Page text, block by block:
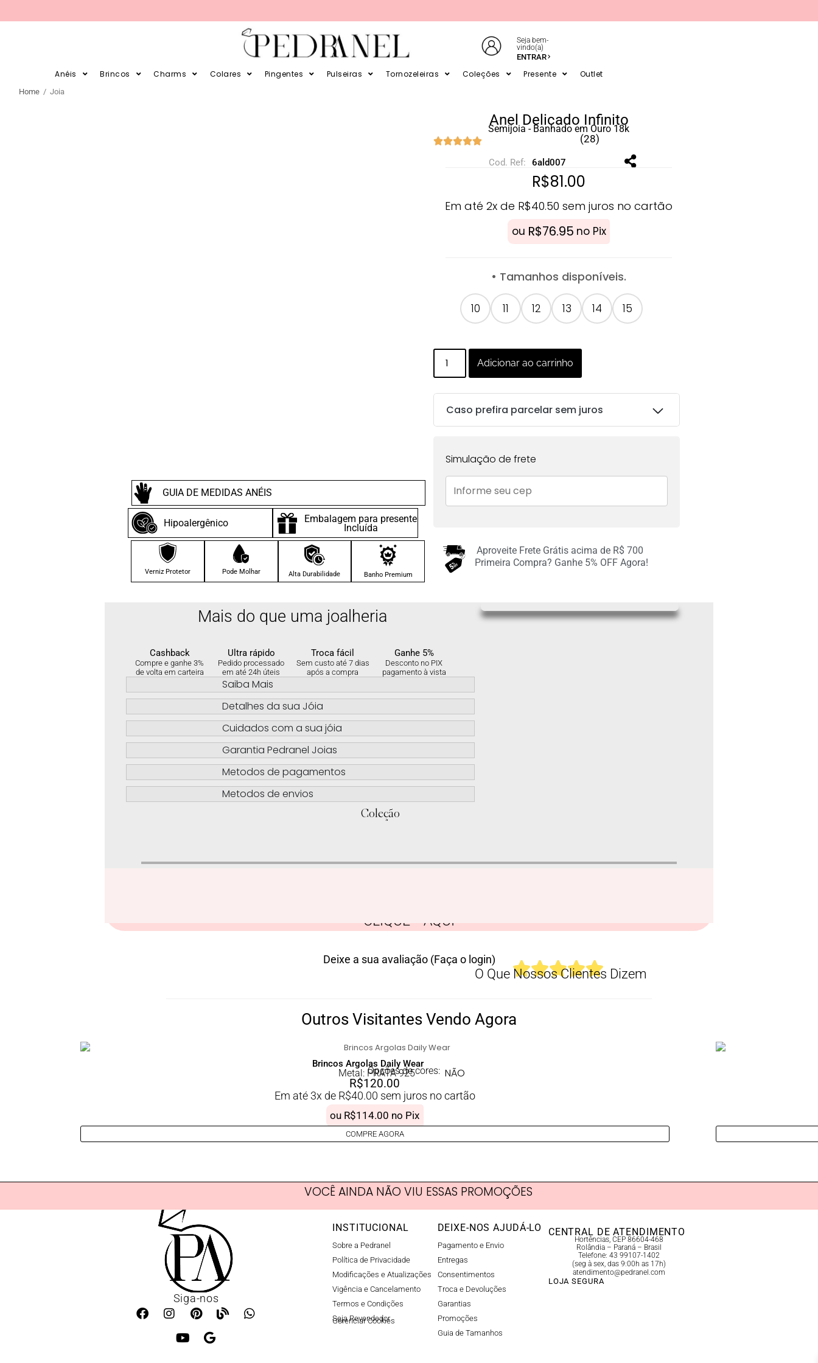
PARCELE SUAS COMPRAS EM 12X E EM ATÉ 6X SEM JUROS NO CARTÃO
Seja bem-
vindo(a)
ENTRAR
Anéis Brincos Charms Colares Pingentes Pulseiras Tornozeleiras Coleções Presente Outlet
Home / Joia
Verniz Protetor Pode Molhar Alta Durabilidade Banho Premium
Hipoalergênico Embalagem para presente
Incluída
GUIA DE MEDIDAS ANÉIS
Anel Delicado Infinito
Semijoia - Banhado em Ouro 18k
(28)
Cod. Ref: 6ald007
R$81.00
Em até 2x de R$40.50 sem juros no cartão
ou R$76.95 no Pix
• Tamanhos disponíveis.
10 11 12 13 14 15
Adicionar ao carrinho
Caso prefira parcelar sem juros
1x deR$81.00sem
juros no cartão
R$81.00
Simulação de frete
Aproveite Frete Grátis acima de R$ 700
Primeira Compra? Ganhe 5% OFF Agora!
Mais do que uma joalheria
Cashback
Compre e ganhe 3%
de volta em carteira
Ultra rápido
Pedido processado
em até 24h úteis
Troca fácil
Sem custo até 7 dias
após a compra
Ganhe 5%
Desconto no PIX
pagamento à vista
Saiba Mais
Detalhes da sua Jóia
Cuidados com a sua jóia
Garantia Pedranel Joias
Metodos de pagamentos
Metodos de envios
Coleção
CLIQUE AQUI
O Que Nossos Clientes Dizem
Deixe a sua avaliação (Faça o login)
Outros Visitantes Vendo Agora
Brincos Argolas Daily Wear
Opções de cores: NÃO
Metal: PRATA 925
R$120.00
Em até 3x de R$40.00 sem juros no cartão
ou R$114.00 no Pix
COMPRE AGORA
VOCÊ AINDA NÃO VIU ESSAS PROMOÇÕES
Siga-nos
INSTITUCIONAL
Sobre a Pedranel
Política de Privacidade
Modificações e Atualizações
Vigência e Cancelamento
Termos e Condições
Seja Revendedor
Gerenciar Cookies​
DEIXE-NOS AJUDÁ-LO
Pagamento e Envio
Entregas
Consentimentos
Troca e Devoluções
Garantias
Promoções
Guia de Tamanhos
CENTRAL DE ATENDIMENTO
Hortências, CEP 86604-468
Rolândia – Paraná – Brasil
Telefone: 43 99107-1402
(seg à sex, das 9:00h as 17h)
atendimento@pedranel.com
LOJA SEGURA